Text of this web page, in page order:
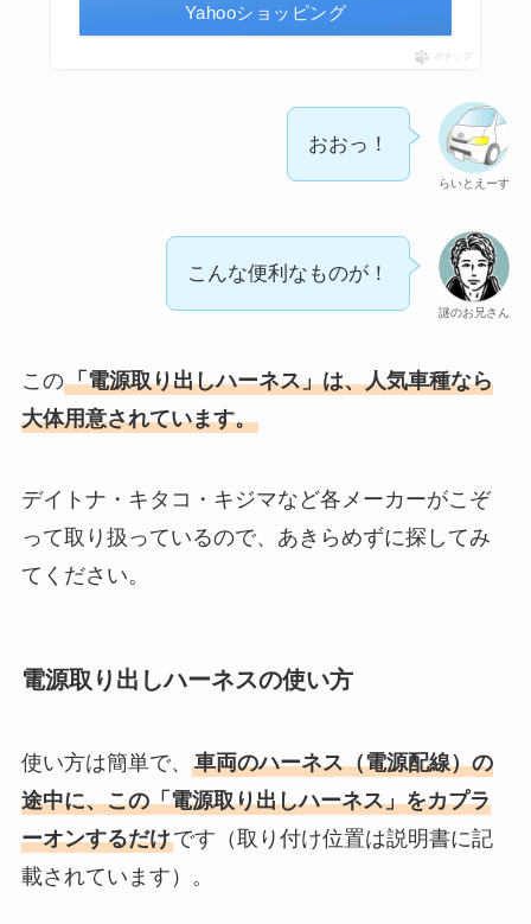
Yahooショッピング
ポチップ
らいとえーす
おおっ！
謎のお兄さん
こんな便利なものが！
この「電源取り出しハーネス」は、人気車種なら
大体用意されています。
デイトナ・キタコ・キジマなど各メーカーがこぞ
って取り扱っているので、あきらめずに探してみ
てください。
電源取り出しハーネスの使い方
使い方は簡単で、 車両のハーネス（電源配線）の
途中に、この「電源取り出しハーネス」をカプラ
ーオンするだけです（取り付け位置は説明書に記
載されています）。